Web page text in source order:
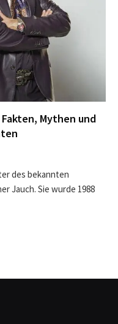
Mythen und
des bekannten
Jauch. Sie wurde 1988